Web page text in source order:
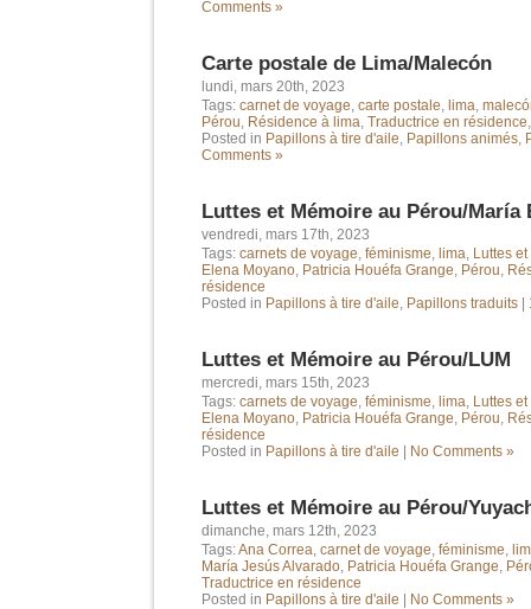
Comments »
Carte postale de Lima/Malecón
lundi, mars 20th, 2023
Tags: carnet de voyage, carte postale, lima,
Pérou, Résidence à lima, Traductrice en résidence
Posted in Papillons à tire d'aile, Papillons animés,
Comments »
Luttes et Mémoire au Pérou/María
vendredi, mars 17th, 2023
Tags: carnets de voyage, féminisme, lima, Luttes
Elena Moyano, Patricia Houéfa Grange, Pérou,
résidence
Posted in Papillons à tire d'aile, Papillons traduits
Luttes et Mémoire au Pérou/LUM
mercredi, mars 15th, 2023
Tags: carnets de voyage, féminisme, lima, Luttes
Elena Moyano, Patricia Houéfa Grange, Pérou,
résidence
Posted in Papillons à tire d'aile No Comments »
Luttes et Mémoire au Pérou/
dimanche, mars 12th, 2023
Tags:Ana Correa, carnet de voyage, féminisme,
María Jesús Alvarado, Patricia Houéfa Grange,
Traductrice en résidence
Posted in Papillons à tire d'aile No Comments »